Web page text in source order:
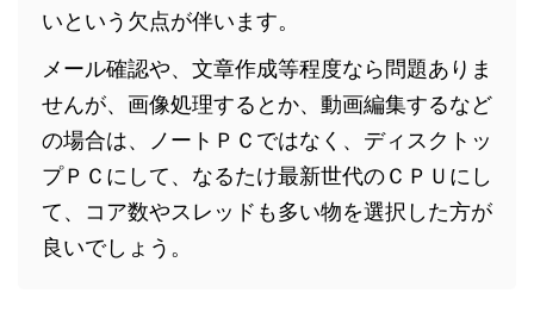
いという欠点が伴います。
メール確認や、文章作成等程度なら問題ありま
せんが、画像処理するとか、動画編集するなど
の場合は、ノートＰＣではなく、ディスクトッ
プＰＣにして、なるたけ最新世代のＣＰＵにし
て、コア数やスレッドも多い物を選択した方が
良いでしょう。